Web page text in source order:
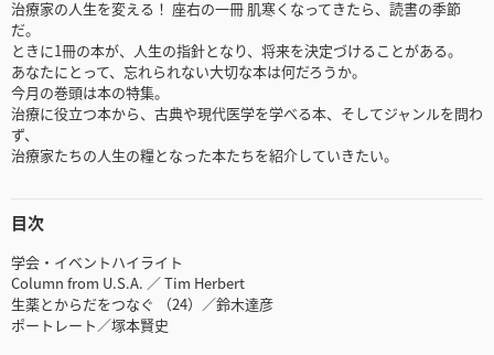
治療家の人生を変える！ 座右の一冊 肌寒くなってきたら、読書の季節
だ。
ときに1冊の本が、人生の指針となり、将来を決定づけることがある。
あなたにとって、忘れられない大切な本は何だろうか。
今月の巻頭は本の特集。
治療に役立つ本から、古典や現代医学を学べる本、そしてジャンルを問わ
ず、
治療家たちの人生の糧となった本たちを紹介していきたい。
目次
学会・イベントハイライト
Column from U.S.A. ／ Tim Herbert
生薬とからだをつなぐ （24）／鈴木達彦
ポートレート／塚本賢史